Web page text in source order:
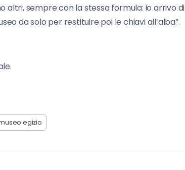
altri, sempre con la stessa formula: io arrivo di
da solo per restituire poi le chiavi all’alba”.
egizio